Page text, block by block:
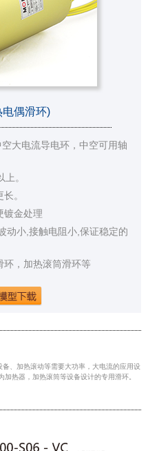
电偶滑环)
大电流导电环，中空可用轴
。
。
镀金处理
动小,接触电阻小,保证稳定的
环，加热滚筒滑环等
、加热滚动等需要大功率，大电流的应用设
热器，加热滚筒等设备设计的专用滑环。